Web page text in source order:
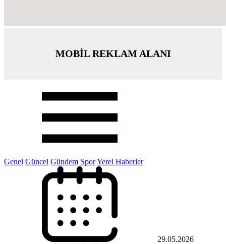
MOBİL REKLAM ALANI
Genel Güncel Gündem SporYerel Haberler
29.05.2026